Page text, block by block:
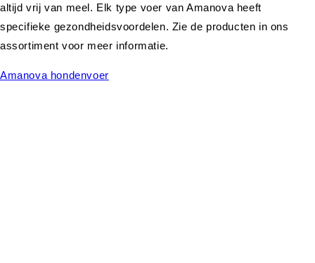
altijd vrij van meel. Elk type voer van Amanova heeft
specifieke gezondheidsvoordelen. Zie de producten in ons
assortiment voor meer informatie.
Amanova hondenvoer